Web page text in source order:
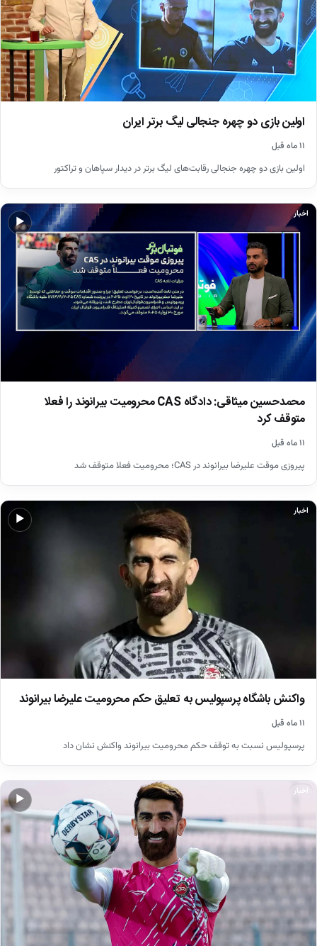
اولین بازی دو چهره جنجالی لیگ برتر ایران
۱۱ ماه قبل
اولین بازی دو چهره جنجالی رقابت‌‍‌های لیگ برتر در دیدار سپاهان و تراکتور
▶
اخبار
محمدحسین میثاقی: دادگاه CAS محرومیت بیرانوند را فعلا
متوقف کرد
۱۱ ماه قبل
پیروزی موقت علیرضا بیرانوند در CAS؛ محرومیت فعلا متوقف شد
▶
اخبار
واکنش باشگاه پرسپولیس به تعلیق حکم محرومیت علیرضا بیرانوند
۱۱ ماه قبل
پرسپولیس نسبت به توقف حکم محرومیت بیرانوند واکنش نشان داد
▶
اخبار